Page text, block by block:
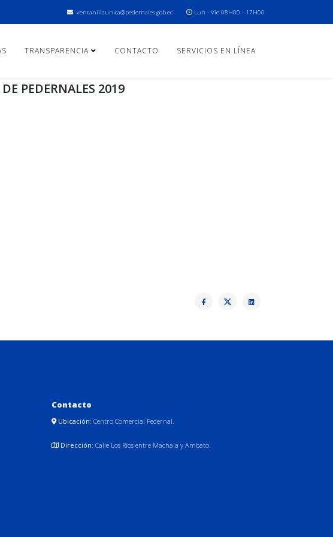
ventanillaunica@pedernales.gob.ec Lun - Vie 08H00 - 17H00
TRANSPARENCIA CONTACTO SERVICIOS EN LÍNEA
PEDERNALES 2019
Contacto
Ubicación: Centro Comercial Pedernal.
Dirección: Calle Los Ríos entre Machala y Ambato.